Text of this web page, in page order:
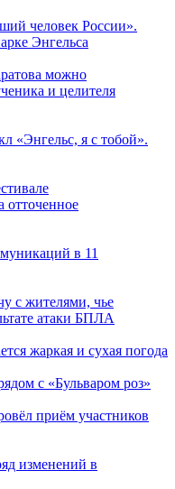
человек России».
Энгельса
можно
и целителя
«Энгельс, я с тобой».
отточенное
в 11
с жителями, чье
атаки БПЛА
жаркая и сухая погода
с «Бульваром роз»
приём участников
изменений в